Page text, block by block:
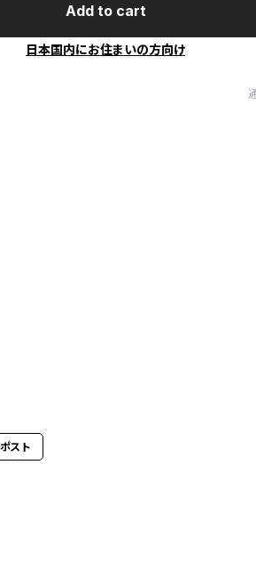
Add to cart
日本国内にお住まいの方向け
ポスト